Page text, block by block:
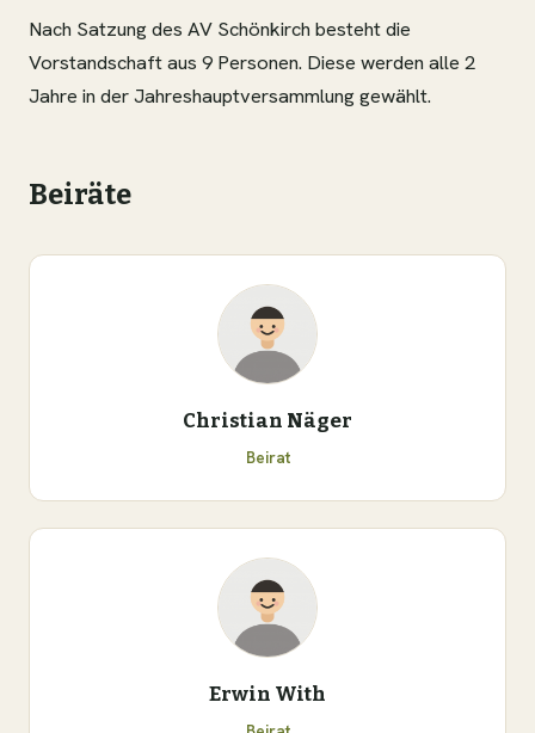
Nach Satzung des AV Schönkirch besteht die
Vorstandschaft aus 9 Personen. Diese werden alle 2
Jahre in der Jahreshauptversammlung gewählt.
Beiräte
Christian Näger
Beirat
Erwin With